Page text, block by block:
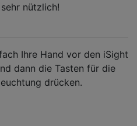
nützlich!
Ihre Hand vor den iSight
dann die Tasten für die
drücken.